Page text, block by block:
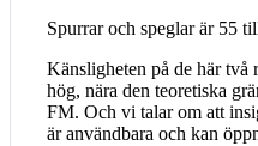
Spurrar och speglar är 55
Känsligheten på de här
hög, nära den teoretiska
FM. Och vi talar om att
är användbara och kan